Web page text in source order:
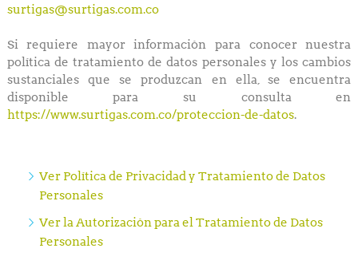
surtigas@surtigas.com.co
Si requiere mayor información para conocer nuestra
política de tratamiento de datos personales y los cambios
sustanciales que se produzcan en ella, se encuentra
disponible para su consulta en
https://www.surtigas.com.co/proteccion-de-datos.
Ver Política de Privacidad y Tratamiento de Datos
Personales
Ver la Autorización para el Tratamiento de Datos
Personales